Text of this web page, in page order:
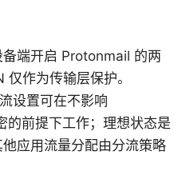
端开启 Protonmail 的两
作为传输层保护。
设置可在不影响
的前提下工作；理想状态是
应用流量分配由分流策略